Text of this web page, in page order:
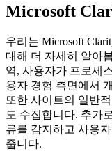
Microsoft
우리는 Microsoft
대해 더 자세히 알아
역, 사용자가 프로세
용자 경험 측면에서
또한 사이트의 일반
도 수집합니다. 추가
류를 감지하고 사용
줍니다.